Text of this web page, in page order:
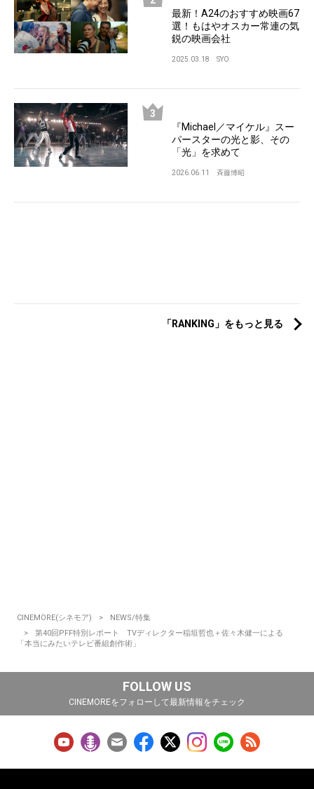
最新！A24のおすすめ映画67
選！もはやオスカー常連の気
鋭の映画会社
2025.03.18 SYO
『Michael／マイケル』スー
パースターの光と影、その
「光」を求めて
2026.06.11 斉藤博昭
「RANKING」をもっと見る
CINEMORE(シネモア)
NEWS/特集
第40回PFF特別レポート TVディレクター稲垣哲也＋佐々木健一による
「本当にみたいテレビ番組創作術」
FOLLOW US
CINEMOREをフォローして最新情報をチェック